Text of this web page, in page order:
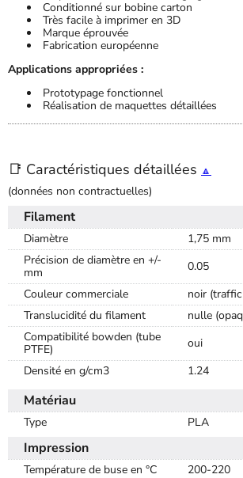
Conditionné sur bobine carton
Très facile à imprimer en 3D
Marque éprouvée
Fabrication européenne
Applications appropriées :
Prototypage fonctionnel
Réalisation de maquettes détaillées
📑 Caractéristiques détaillées 🔼
(données non contractuelles)
Filament
Diamètre
1,75 mm
Précision de diamètre en +/-
mm
0.05
Couleur commerciale
noir
Translucidité du filament
nulle
Compatibilité bowden (tube
PTFE)
oui
Densité en g/cm3
1.24
Matériau
Type PLA
Impression
Température de buse en °C
200-220